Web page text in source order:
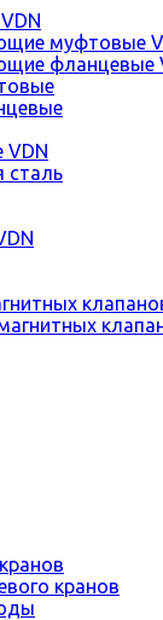
муфтовые
фланцевые
сталь
кранов